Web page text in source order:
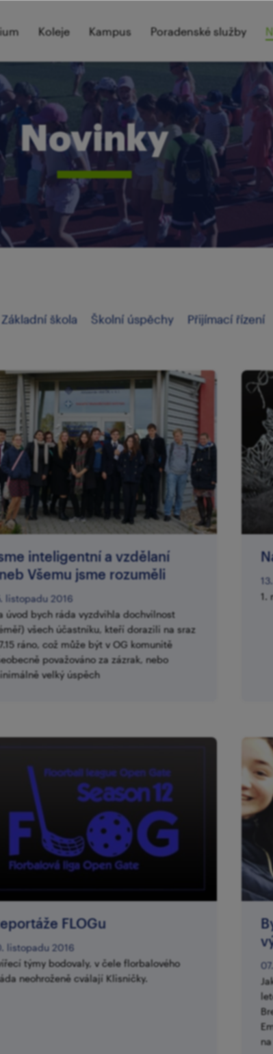
Koleje Kampus Poradenské služby
Novinky
Základní škola Školní úspěchy Přijímací řízení
inteligentní a vzdělaní
Všemu jsme rozuměli
listopadu 2016
úvod bych ráda vyzdvihla dochvilnost
všech účastníku, kteří dorazili na sraz
ráno, což může být v OG komunitě
považováno za zázrak, nebo
velký úspěch
1.
FLOGu
listopadu 2016
týmy bodovaly, v čele florbalového
neohroženě cválají Klisničky.